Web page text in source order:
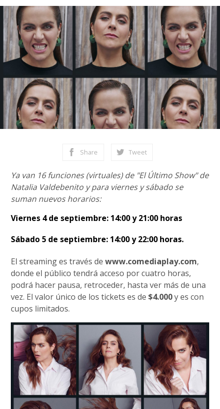
Share Tweet
Ya van 16 funciones (virtuales) de "El Último Show" de
Natalia Valdebenito y para viernes y sábado se
suman nuevos horarios:
Viernes 4 de septiembre: 14:00 y 21:00 horas
Sábado 5 de septiembre: 14:00 y 22:00 horas.
El streaming es través dewww.comediaplay.com,
donde el público tendrá acceso por cuatro horas,
podrá hacer pausa, retroceder, hasta ver más de una
vez. El valor único de los tickets es de$4.000y es con
cupos limitados.